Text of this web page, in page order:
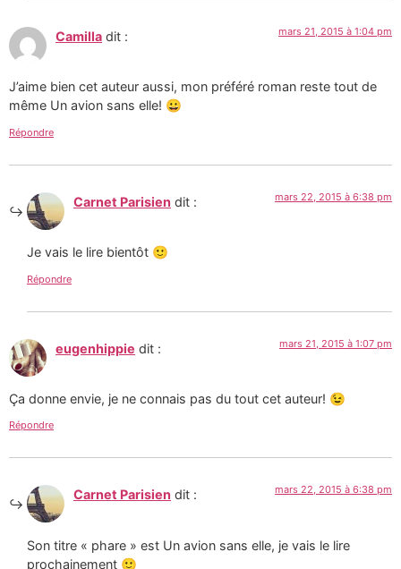
Camilla dit : mars 21, 2015 à 1:04 pm
J’aime bien cet auteur aussi, mon préféré roman reste tout de
même Un avion sans elle! 😀
Répondre
Carnet Parisien dit : mars 22, 2015 à 6:38 pm
Je vais le lire bientôt 🙂
Répondre
eugenhippie dit : mars 21, 2015 à 1:07 pm
Ça donne envie, je ne connais pas du tout cet auteur! 😉
Répondre
Carnet Parisien dit : mars 22, 2015 à 6:38 pm
Son titre « phare » est Un avion sans elle, je vais le lire
prochainement 🙂